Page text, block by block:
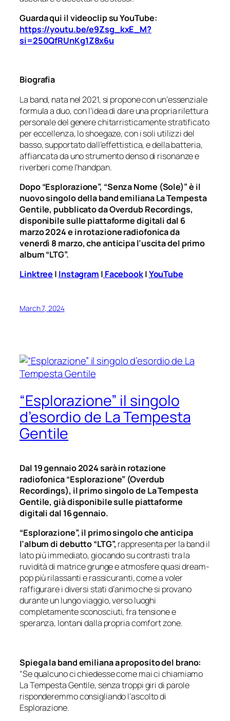
Guarda qui il videoclip su YouTube:
https://youtu.be/e9Zsg_kxE_M?
si=250QfRUnKg1Z8x6u
Biografia
La band, nata nel 2021, si propone con un‘essenziale
formula a duo, con l’idea di dare una propria rilettura
personale del genere chitarristicamente stratificato
per eccellenza, lo shoegaze, con i soli utilizzi del
basso, supportato dall’effettistica, e della batteria,
affiancata da uno strumento denso di risonanze e
riverberi come l’handpan.
Dopo “Esplorazione”, “Senza Nome (Sole)” è il
nuovo singolo della band emiliana La Tempesta
Gentile, pubblicato da Overdub Recordings,
disponibile sulle piattaforme digitali dal 6
marzo 2024 e in rotazione radiofonica da
venerdì 8 marzo, che anticipa l’uscita del primo
album “LTG”.
Linktree | Instagram | Facebook|YouTube
March 7, 2024
“Esplorazione” il singolo
d’esordio de La Tempesta
Gentile
Dal 19 gennaio 2024 sarà in rotazione
radiofonica “Esplorazione” (Overdub
Recordings), il primo singolo de La Tempesta
Gentile, già disponibile sulle piattaforme
digitali dal 16 gennaio.
“Esplorazione”, il primo singolo che anticipa
l’album di debutto “LTG”, rappresenta per la band il
lato più immediato, giocando su contrasti tra la
ruvidità di matrice grunge e atmosfere quasi dream-
pop più rilassanti e rassicuranti, come a voler
raffigurare i diversi stati d’animo che si provano
durante un lungo viaggio, verso luoghi
completamente sconosciuti, fra tensione e
speranza, lontani dalla propria comfort zone.
Spiega la band emiliana a proposito del brano:
“Se qualcuno ci chiedesse come mai ci chiamiamo
La Tempesta Gentile, senza troppi giri di parole
risponderemmo consigliando l’ascolto di
Esplorazione.